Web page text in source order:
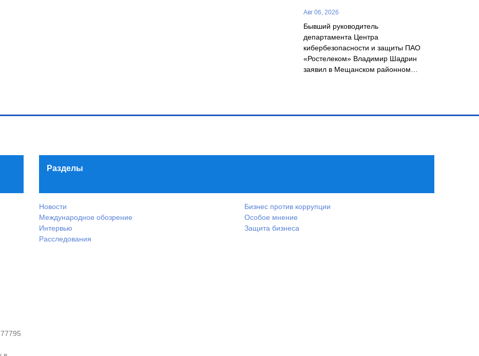
Авг 06, 2026
Бывший руководитель
департамента Центра
кибербезопасности и защиты ПАО
«Ростелеком» Владимир Шадрин
заявил в Мещанском районном…
Разделы
Новости
Международное обозрение
Интервью
Расследования
Бизнес против коррупции
Особое мнение
Защита бизнеса